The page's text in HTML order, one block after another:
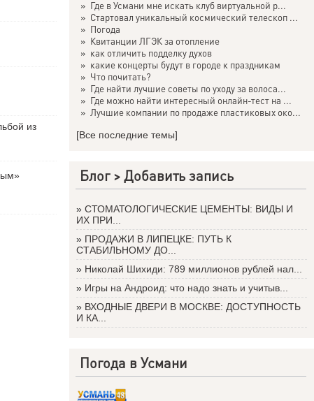
из
» Где в Усмани мне искать клуб виртуальной р...
» Стартовал уникальный космический телескоп ...
» Погода
» Квитанции ЛГЭК за отопление
» как отличить подделку духов
» какие концерты будут в городе к праздникам
» Что почитать?
» Где найти лучшие советы по уходу за волоса...
» Где можно найти интересный онлайн-тест на ...
» Лучшие компании по продаже пластиковых око...
[Все последние темы]
Блог >Добавить запись
» СТОМАТОЛОГИЧЕСКИЕ ЦЕМЕНТЫ: ВИДЫ И
ИХ ПРИ...
» ПРОДАЖИ В ЛИПЕЦКЕ: ПУТЬ К
СТАБИЛЬНОМУ ДО...
» Николай Шихиди: 789 миллионов рублей нал...
» Игры на Андроид: что надо знать и учитыв...
» ВХОДНЫЕ ДВЕРИ В МОСКВЕ: ДОСТУПНОСТЬ
И КА...
Погода в Усмани